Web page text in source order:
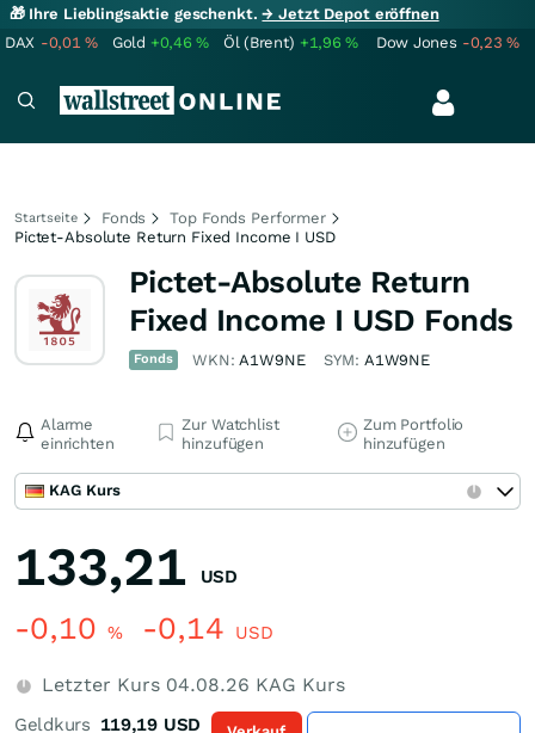
🎁 Ihre Lieblingsaktie geschenkt.→ Jetzt Depot eröffnen
DAX -0,01% Gold +0,46% Öl (Brent) +1,96% Dow Jones -0,23%
Startseite Fonds
Top Fonds Performer
Pictet-Absolute Return Fixed Income I USD
Pictet-Absolute Return
Fixed Income I USD Fonds
Fonds WKN:A1W9NE SYM: A1W9NE
Alarme
einrichten
Zur Watchlist
hinzufügen
Zum Portfolio
hinzufügen
KAG Kurs
133,21 USD
-0,10 % -0,14 USD
Letzter Kurs 04.08.26 KAG Kurs
Geldkurs 119,19 USD